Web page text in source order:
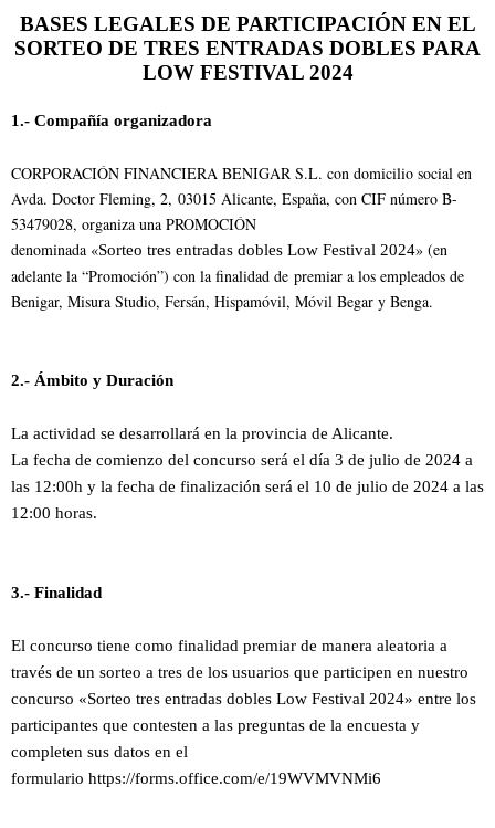
BASES LEGALES DE PARTICIPACIÓN EN EL
SORTEO DE TRES ENTRADAS DOBLES PARA
LOW FESTIVAL 2024
1.- Compañía organizadora
CORPORACIÓN FINANCIERA BENIGAR S.L. con domicilio social en
Avda. Doctor Fleming, 2, 03015 Alicante, España, con CIF número B-
53479028, organiza una PROMOCIÓN
denominada «Sorteo tres entradas dobles Low Festival 2024» (en
adelante la “Promoción”) con la finalidad de premiar a los empleados de
Benigar, Misura Studio, Fersán, Hispamóvil, Móvil Begar y Benga.
2.- Ámbito y Duración
La actividad se desarrollará en la provincia de Alicante.
La fecha de comienzo del concurso será el día 3 de julio de 2024 a
las 12:00h y la fecha de finalización será el 10 de julio de 2024 a las
12:00 horas.
3.- Finalidad
El concurso tiene como finalidad premiar de manera aleatoria a
través de un sorteo a tres de los usuarios que participen en nuestro
concurso «Sorteo tres entradas dobles Low Festival 2024» entre los
participantes que contesten a las preguntas de la encuesta y
completen sus datos en el
formulario https://forms.office.com/e/19WVMVNMi6